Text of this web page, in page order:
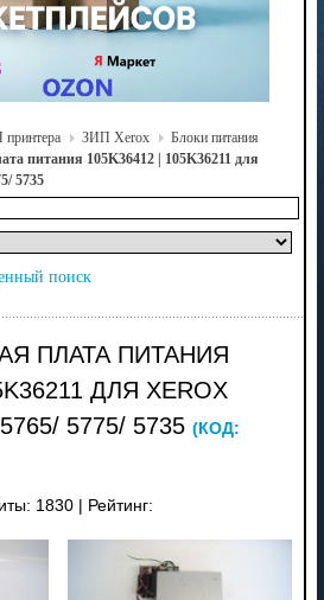
ЗИП Xerox
Блоки питания
питания 105K36412 | 105K36211 для
5735
поиск
ПЛАТА ПИТАНИЯ
ДЛЯ XEROX
5775/ 5735 (КОД:
1830 Рейтинг: